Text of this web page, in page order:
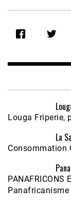
RSS FEED
EMBED
Écoutez le
Nobana
Feb 24, 2021 •
Louga Friperie,
La
Consommation
PANAFRICONS
Panafricanisme